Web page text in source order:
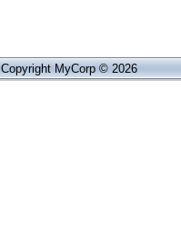
Copyright MyCorp © 2026